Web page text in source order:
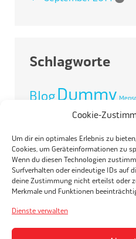
Cookie-
Um dir ein optimales Erlebnis zu
Cookies, um Geräteinformationen zu
Wenn du diesen Technologien
Surfverhalten oder eindeutige IDs auf
deine Zustimmung nicht erteilst oder
Merkmale und Funktionen
Dienste verwalten
Schlagworte
Blog Dummy
REMA TIP
Birmensdorferstrasse
Phone: +41
www.e-